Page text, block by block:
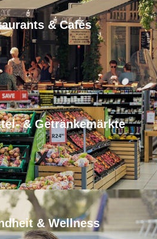
& Cafés
4 x
& Getränkemärkte
4 x
& Wellness